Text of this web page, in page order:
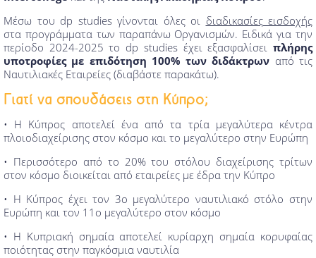
Μέσω του dp studies γίνονται όλες οι διαδικασίες εισδοχής
στα προγράμματα των παραπάνω Οργανισμών. Ειδικά για την
περίοδο 2024-2025 το dp studies έχει εξασφαλίσει πλήρης
υποτροφίες με επιδότηση 100% των διδάκτρων από τις
Ναυτιλιακές Εταιρείες (διαβάστε παρακάτω).
Γιατί να σπουδάσεις στη Κύπρο;
• Η Κύπρος αποτελεί ένα από τα τρία μεγαλύτερα κέντρα
πλοιοδιαχείρισης στον κόσμο και το μεγαλύτερο στην Ευρώπη
• Περισσότερο από το 20% του στόλου διαχείρισης τρίτων
στον κόσμο διοικείται από εταιρείες με έδρα την Κύπρο
• Η Κύπρος έχει τον 3ο μεγαλύτερο ναυτιλιακό στόλο στην
Ευρώπη και τον 11ο μεγαλύτερο στον κόσμο
• Η Κυπριακή σημαία αποτελεί κυρίαρχη σημαία κορυφαίας
ποιότητας στην παγκόσμια ναυτιλία